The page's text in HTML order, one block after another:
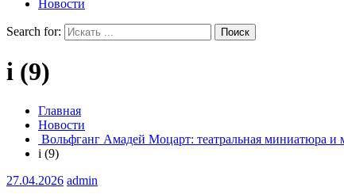
Новости
Search for:
i (9)
Главная
Новости
Вольфганг Амадей Моцарт: театральная миниатюра и
i (9)
27.04.2026 admin